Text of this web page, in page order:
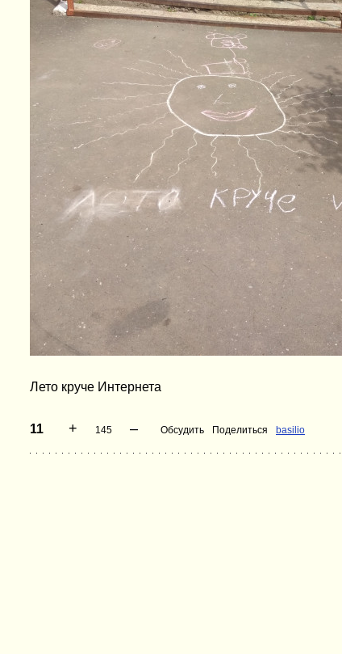
Лето круче Интернета
11 + 145 – Обсудить Поделиться basilio